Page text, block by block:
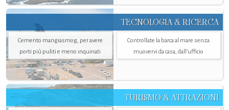
TECNOLOGIA & RICERCA
Cemento mangiasmog, per avere
porti più puliti e meno inquinati
Controllate la barca al mare senza
muovervi da casa, dall’ufficio
TURISMO & ATTRAZIONI